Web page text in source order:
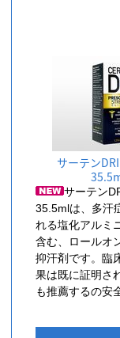
サーテン
サーテン
35.5mlは、多汗
れる塩化アルミ
含む、ロールオ
抑汗剤です。臨
果は既に証明さ
も推薦するの安